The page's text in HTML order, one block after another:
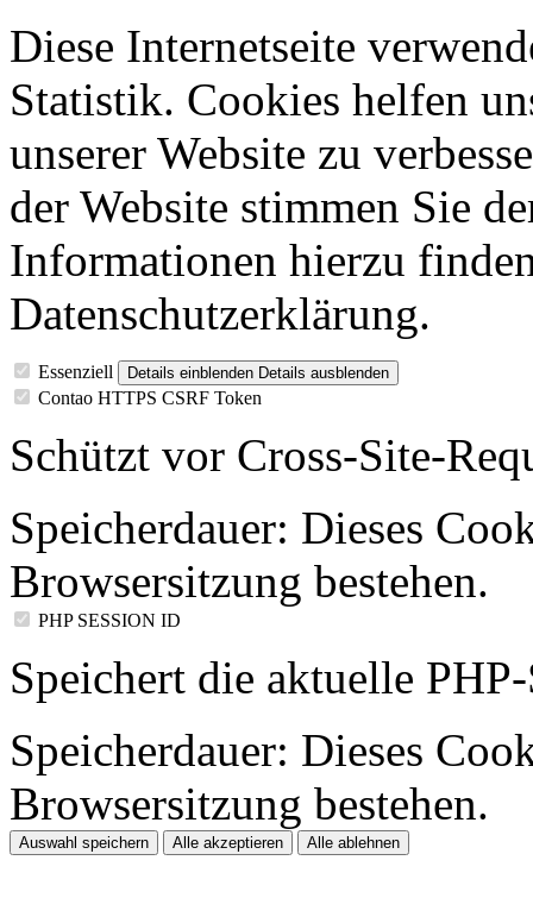
Diese Internetseite
Statistik. Cookies helfen
unserer Website zu
der Website stimmen Sie
Informationen hierzu
Datenschutzerklärung.
Essenziell Details einblenden Details ausblenden
Contao HTTPS CSRF Token
Schützt vor Cross-Site-
Speicherdauer: Dieses
Browsersitzung bestehen.
PHP SESSION ID
Speichert die aktuelle
Speicherdauer: Dieses
Browsersitzung bestehen.
Auswahl speichern Alle akzeptieren Alle ablehnen